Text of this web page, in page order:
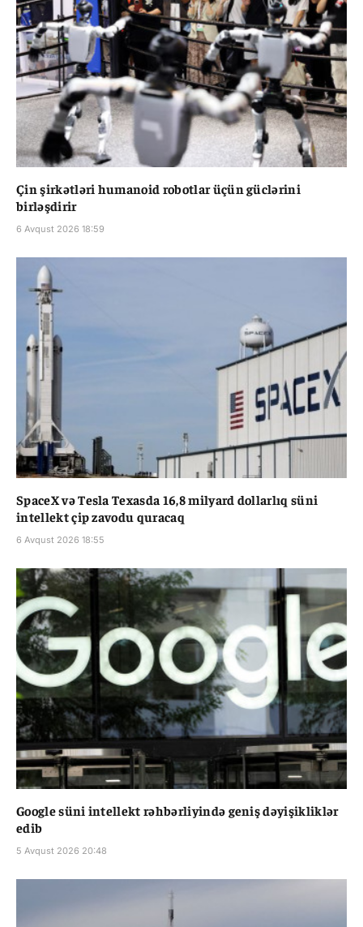
Çin şirkətləri humanoid robotlar üçün güclərini
birləşdirir
6 Avqust 2026 18:59
SpaceX və Tesla Texasda 16,8 milyard dollarlıq süni
intellekt çip zavodu quracaq
6 Avqust 2026 18:55
Google süni intellekt rəhbərliyində geniş dəyişikliklər
edib
5 Avqust 2026 20:48